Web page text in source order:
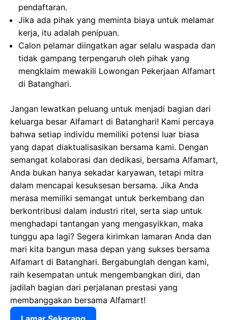
pendaftaran.
Jika ada pihak yang meminta biaya untuk melamar
kerja, itu adalah penipuan.
Calon pelamar diingatkan agar selalu waspada dan
tidak gampang terpengaruh oleh pihak yang
mengklaim mewakili Lowongan Pekerjaan Alfamart
di Batanghari.
Jangan lewatkan peluang untuk menjadi bagian dari
keluarga besar Alfamart di Batanghari! Kami percaya
bahwa setiap individu memiliki potensi luar biasa
yang dapat diaktualisasikan bersama kami. Dengan
semangat kolaborasi dan dedikasi, bersama Alfamart,
Anda bukan hanya sekadar karyawan, tetapi mitra
dalam mencapai kesuksesan bersama. Jika Anda
merasa memiliki semangat untuk berkembang dan
berkontribusi dalam industri ritel, serta siap untuk
menghadapi tantangan yang mengasyikkan, maka
tunggu apa lagi? Segera kirimkan lamaran Anda dan
mari kita bangun masa depan yang sukses bersama
Alfamart di Batanghari. Bergabunglah dengan kami,
raih kesempatan untuk mengembangkan diri, dan
jadilah bagian dari perjalanan prestasi yang
membanggakan bersama Alfamart!